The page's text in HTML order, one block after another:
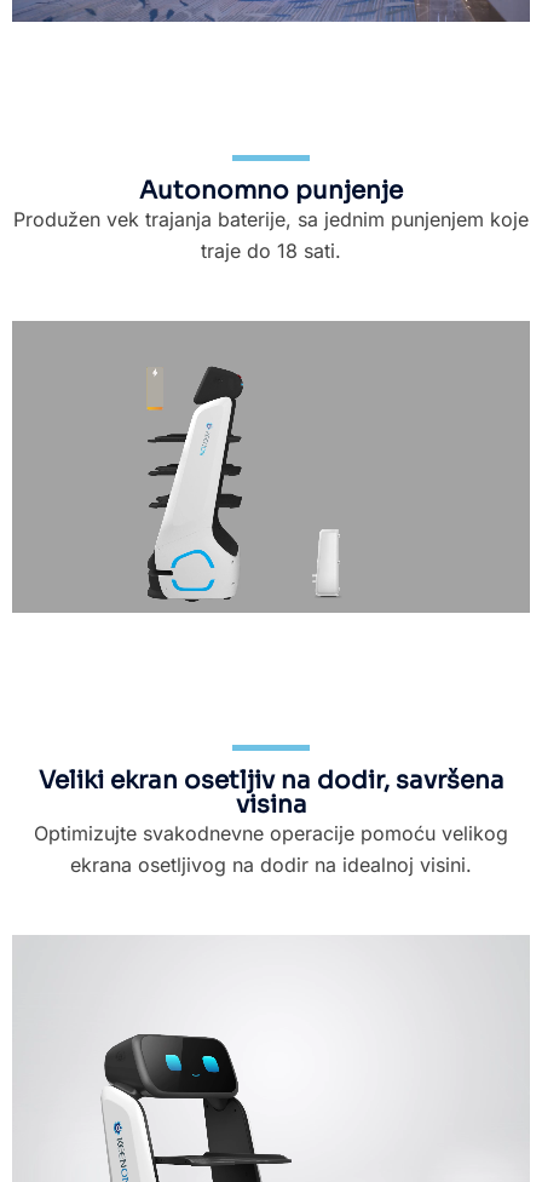
Autonomno punjenje
Produžen vek trajanja baterije, sa jednim punjenjem koje
traje do 18 sati.
Veliki ekran osetljiv na dodir, savršena
visina
Optimizujte svakodnevne operacije pomoću velikog
ekrana osetljivog na dodir na idealnoj visini.